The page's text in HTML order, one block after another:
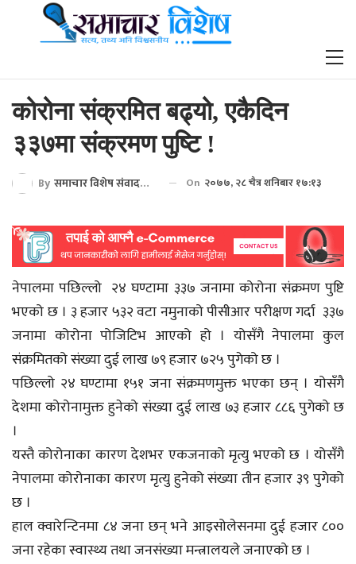
कोरोना संक्रमित बढ्यो, एकैदिन
३३७मा संक्रमण पुष्टि !
By समाचार विशेष संवाददाता On २०७७, २८ चैत्र शनिबार १७:१३
नेपालमा पछिल्लो २४ घण्टामा ३३७ जनामा कोरोना संक्रमण पुष्टि
भएको छ । ३ हजार ५३२ वटा नमुनाको पीसीआर परीक्षण गर्दा ३३७
जनामा कोरोना पोजिटिभ आएको हो । योसँगै नेपालमा कुल
संक्रमितको संख्या दुई लाख ७९ हजार ७२५ पुगेको छ ।
पछिल्लो २४ घण्टामा १५१ जना संक्रमणमुक्त भएका छन् । योसँगै
देशमा कोरोनामुक्त हुनेको संख्या दुई लाख ७३ हजार ८८६ पुगेको छ
।
यस्तै कोरोनाका कारण देशभर एकजनाको मृत्यु भएको छ । योसँगै
नेपालमा कोरोनाका कारण मृत्यु हुनेको संख्या तीन हजार ३९ पुगेको
छ ।
हाल क्वारेन्टिनमा ८४ जना छन् भने आइसोलेसनमा दुई हजार ८००
जना रहेका स्वास्थ्य तथा जनसंख्या मन्त्रालयले जनाएको छ ।